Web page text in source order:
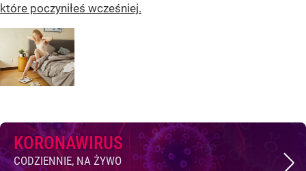
które poczyniłeś wcześniej.
KORONAWIRUS
CODZIENNIE, NA ŻYWO